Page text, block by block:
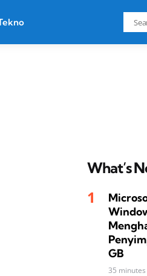
for:
What’s
GB
35